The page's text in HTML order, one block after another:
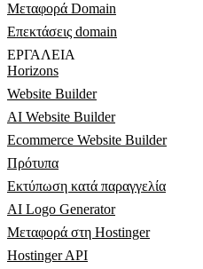
Μεταφορά Domain
Επεκτάσεις domain
ΕΡΓΑΛΕΊΑ
Horizons
Website Builder
AI Website Builder
Ecommerce Website Builder
Πρότυπα
Εκτύπωση κατά παραγγελία
AI Logo Generator
Μεταφορά στη Hostinger
Hostinger API